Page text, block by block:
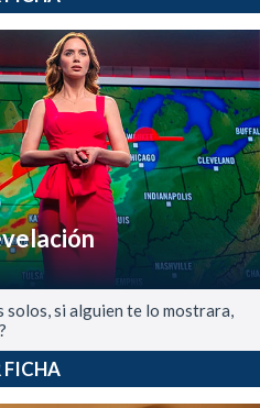
solos, si alguien te lo mostrara,
FICHA